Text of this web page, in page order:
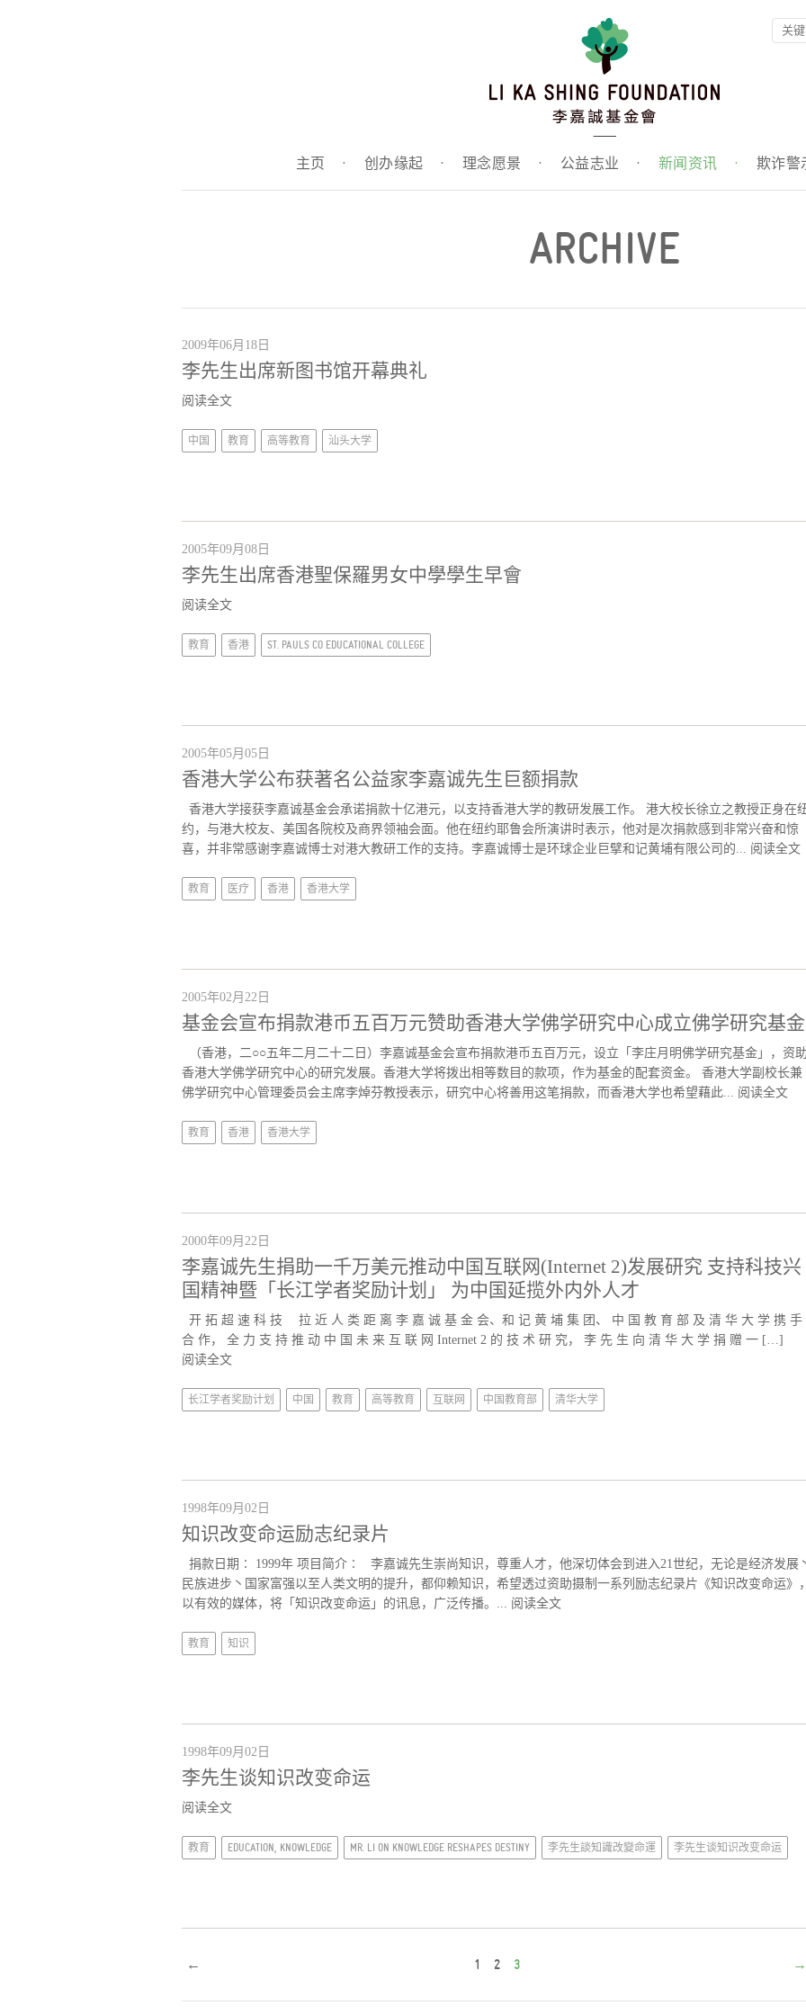
主页 · 创办缘起 · 理念愿景 · 公益志业 · 新闻资讯 · 欺诈警
ARCHIVE
2009年06月18日
李先生出席新图书馆开幕典礼
阅读全文
中国 教育 高等教育 汕头大学
2005年09月08日
李先生出席香港聖保羅男女中學學生早會
阅读全文
教育 香港 ST. PAULS CO EDUCATIONAL COLLEGE
2005年05月05日
香港大学公布获著名公益家李嘉诚先生巨额捐款
香港大学接获李嘉诚基金会承诺捐款十亿港元，以支持香港大学的教研发展工作。 港大校长徐立之教授正身在
约，与港大校友、美国各院校及商界领袖会面。他在纽约耶鲁会所演讲时表示，他对是次捐款感到非常兴奋和惊
喜，并非常感谢李嘉诚博士对港大教研工作的支持。李嘉诚博士是环球企业巨擘和记黄埔有限公司的... 阅读全文
教育 医疗 香港 香港大学
2005年02月22日
基金会宣布捐款港币五百万元赞助香港大学佛学研究中心成立佛学研究基金
（香港，二○○五年二月二十二日）李嘉诚基金会宣布捐款港币五百万元，设立「李庄月明佛学研究基金」，资
香港大学佛学研究中心的研究发展。香港大学将拨出相等数目的款项，作为基金的配套资金。 香港大学副校长兼
佛学研究中心管理委员会主席李焯芬教授表示，研究中心将善用这笔捐款，而香港大学也希望藉此... 阅读全文
教育 香港 香港大学
2000年09月22日
李嘉诚先生捐助一千万美元推动中国互联网(Internet 2)发展研究 支持科技兴
国精神暨「长江学者奖励计划」 为中国延揽外内外人才
开 拓 超 速 科 技 拉 近 人 类 距 离 李 嘉 诚 基 金 会、和 记 黄 埔 集 团、 中 国 教 育 部 及 清 华 大 学 携 手
合 作， 全 力 支 持 推 动 中 国 未 来 互 联 网 Internet 2 的 技 术 研 究， 李 先 生 向 清 华 大 学 捐 赠 一 […]
阅读全文
长江学者奖励计划 中国 教育 高等教育 互联网 中国教育部 清华大学
1998年09月02日
知识改变命运励志纪录片
捐款日期∶ 1999年 项目简介∶ 李嘉诚先生崇尚知识，尊重人才，他深切体会到进入21世纪，无论是经济发展
民族进步丶国家富强以至人类文明的提升，都仰赖知识，希望透过资助摄制一系列励志纪录片《知识改变命运》
以有效的媒体，将「知识改变命运」的讯息，广泛传播。... 阅读全文
教育 知识
1998年09月02日
李先生谈知识改变命运
阅读全文
教育 EDUCATION, KNOWLEDGE MR. LI ON KNOWLEDGE RESHAPES DESTINY 李先生談知識改變命運 李先生谈知识改变命运
← 1 2 3 →